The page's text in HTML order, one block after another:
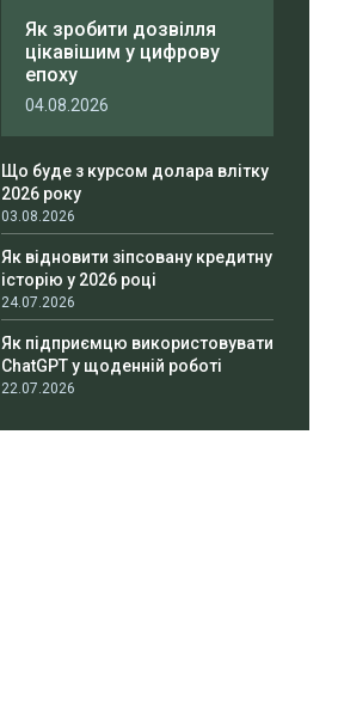
Як зробити дозвілля
цікавішим у цифрову
епоху
04.08.2026
Що буде з курсом долара влітку
2026 року
03.08.2026
Як відновити зіпсовану кредитну
історію у 2026 році
24.07.2026
Як підприємцю використовувати
ChatGPT у щоденній роботі
22.07.2026